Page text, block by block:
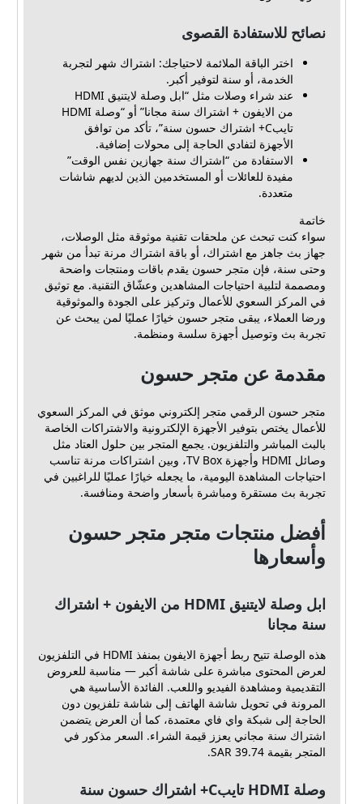
نصائح للاستفادة القصوى
اختر الباقة الملائمة لاحتياجك: اشتراك شهر لتجربة
الخدمة، أو سنة لتوفير أكبر.
عند شراء وصلات مثل “ابل وصلة لايتنيق HDMI
من الايفون + اشتراك سنة مجانا” أو “وصلة HDMI
تايبC+ اشتراك حسون سنة”، تأكد من توافق
الأجهزة لتفادي الحاجة إلى محولات إضافية.
الاستفادة من “اشتراك سنة جهازين نفس الوقت”
مفيدة للعائلات أو المستخدمين الذين لديهم شاشات
متعددة.
خاتمة
سواء كنت تبحث عن ملحقات تقنية موثوقة مثل الوصلات،
جهاز بث جاهز مع اشتراك، أو باقة اشتراك مرنة تبدأ من شهر
وحتى سنة، فإن متجر حسون يقدم باقات ومنتجات واضحة
ومصممة لتلبية احتياجات المشاهدين وعشّاق التقنية. مع توثيق
في المركز السعوي للأعمال وتركيز على الجودة والموثوقية
ورضا العملاء، يبقى متجر حسون خيارًا عمليًا لمن يبحث عن
تجربة بث وتوصيل أجهزة سلسة ومنظمة.
مقدمة عن متجر حسون
متجر حسون الرقمي متجر إلكتروني موثق في المركز السعوي
للأعمال يختص بتوفير الأجهزة الإلكترونية والاشتراكات الخاصة
بالبث المباشر والتلفزيون. يجمع المتجر بين حلول العتاد مثل
وصائل HDMI وأجهزة TV Box، وبين اشتراكات مرنة تناسب
احتياجات المشاهدة اليومية، ما يجعله خيارًا عمليًا للراغبين في
تجربة بث مستقرة ومباشرة بأسعار واضحة ومنافسة.
أفضل منتجات متجر متجر حسون
وأسعارها
ابل وصلة لايتنيق HDMI من الايفون + اشتراك
سنة مجانا
هذه الوصلة تتيح ربط أجهزة الايفون بمنفذ HDMI في التلفزيون
لعرض المحتوى مباشرة على شاشة أكبر — مناسبة للعروض
التقديمية ومشاهدة الفيديو واللعب. الفائدة الأساسية هي
المرونة في تحويل شاشة الهاتف إلى شاشة تلفزيون دون
الحاجة إلى شبكة واي فاي معتمدة، كما أن العرض يتضمن
اشتراك سنة مجاني يعزز قيمة الشراء. السعر مذكور في
المتجر بقيمة 39.74 SAR.
وصلة HDMI تايبC+ اشتراك حسون سنة